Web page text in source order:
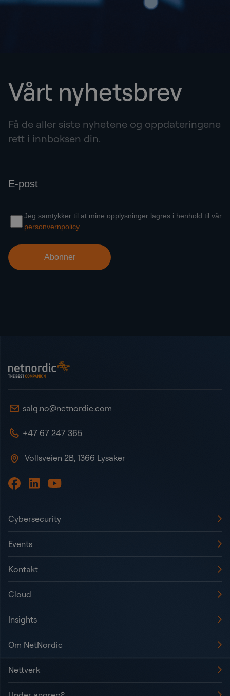
Vårt nyhetsbrev
Få de aller siste nyhetene og oppdateringene
rett i innboksen din.
NetNordic Norway
salg.no@netnordic.com
+47 67 247 365
Vollsveien 2B, 1366 Lysaker
Cybersecurity
Events
Kontakt
Cloud
Insights
Om NetNordic
Nettverk